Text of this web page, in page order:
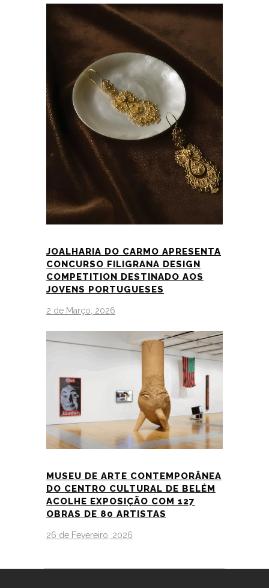
JOALHARIA DO CARMO APRESENTA
CONCURSO FILIGRANA DESIGN
COMPETITION DESTINADO AOS
JOVENS PORTUGUESES
2 de Março, 2026
MUSEU DE ARTE CONTEMPORÂNEA
DO CENTRO CULTURAL DE BELÉM
ACOLHE EXPOSIÇÃO COM 127
OBRAS DE 80 ARTISTAS
26 de Fevereiro, 2026